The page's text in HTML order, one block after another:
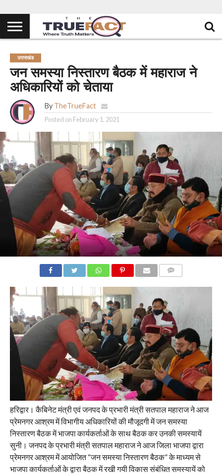
उत्तराखंड
जन समस्या निस्तारण बैठक में महाराज ने
अधिकारियों को चेताया
By TheTrueFact
Posted on February 1, 2021
हरिद्वार। कैबिनेट मंत्री एवं जनपद के प्रभारी मंत्री सतपाल महाराज ने आज
प्रेमनगर आश्रम में विभागीय अधिकारियों की मौजूदगी में जन समस्या
निस्तारण बैठक में भाजपा कार्यकर्ताओं के साथ बैठक कर उनकी समस्यायें
सुनी। जनपद के प्रभारी मंत्री सतपाल महाराज ने आज जिला भाजपा द्वारा
प्रेमनगर आश्रम में आयोजित “जन समस्या निस्तारण बैठक” के माध्यम से
भाजपा कार्यकर्ताओं के द्वारा बैठक में रखी गयी विकास संबंधित समस्यायें को